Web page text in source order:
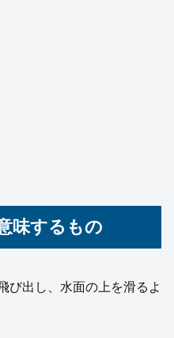
味するもの
び出し、水面の上を滑るよ